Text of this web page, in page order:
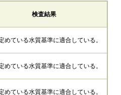
検査結果
めている水質基準に適合している。
めている水質基準に適合している。
めている水質基準に適合している。